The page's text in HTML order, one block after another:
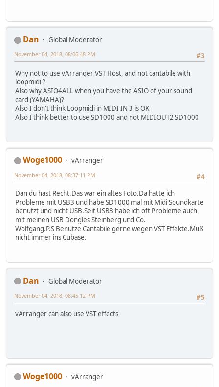
Dan
Global Moderator
#3
November 04, 2018, 08:06:48 PM
Why not to use vArranger VST Host, and not cantabile with
loopmidi ?
Also why ASIO4ALL when you have the ASIO of your sound
card (YAMAHA)?
Also I don't think Loopmidi in MIDI IN 3 is OK
Also I think better to use SD1000 and not MIDIOUT2 SD1000
Woge1000
vArranger
#4
November 04, 2018, 08:37:11 PM
Dan du hast Recht.Das war ein altes Foto.Da hatte ich
Probleme mit USB3 und habe SD1000 mal mit Midi Soundkarte
benutzt und nicht USB.Seit USB3 habe ich oft Probleme auch
mit meinen USB Dongles Steinberg und Co.
Wolfgang.P.S Benutze Cantabile gerne wegen VST Effekte.Muß
nicht immer ins Cubase.
Dan
Global Moderator
#5
November 04, 2018, 08:45:12 PM
vArranger can also use VST effects
Woge1000
vArranger